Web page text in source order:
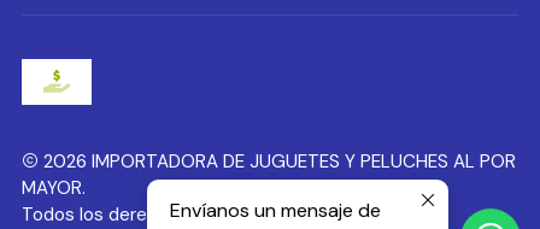
2026 IMPORTADORA DE JUGUETES Y PELUCHES AL POR
MAYOR.
Todos los derechos reservados.Desarrollado por
Envíanos un mensaje de